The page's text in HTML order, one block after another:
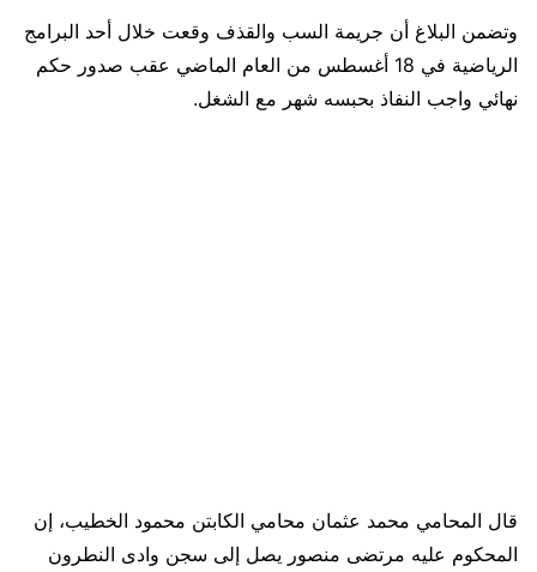
وتضمن البلاغ أن جريمة السب والقذف وقعت خلال أحد البرامج
الرياضية في 18 أغسطس من العام الماضي عقب صدور حكم
نهائي واجب النفاذ بحبسه شهر مع الشغل.
قال المحامي محمد عثمان محامي الكابتن محمود الخطيب، إن
المحكوم عليه مرتضى منصور يصل إلى سجن وادى النطرون